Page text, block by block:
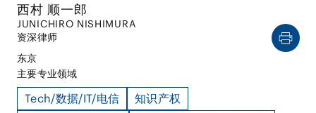
西村 顺一郎
JUNICHIRO NISHIMURA
资深律师
东京
主要专业领域
Tech/数据/IT/电信
知识产权